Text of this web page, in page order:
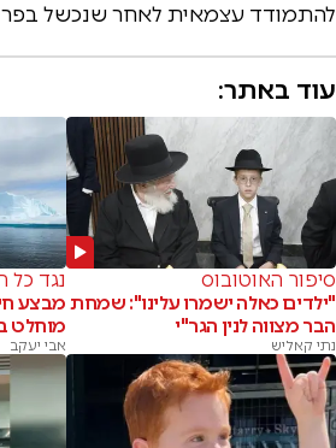
להתמודד עצמאית לאחר שנכשל
עוד באתר:
סיפור האוטובוס
"ילדים כאלה ישמרו עלינו": שמחת
הבר מצווה לנין הגר"י
נתי קאליש
נגד כל
מוחלט
אבי יעקב